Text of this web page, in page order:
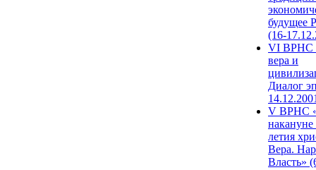
будущее
(16-
VI ВРНС
вера и
Диалог
V ВРНС
накануне
летия
Вера.
Власть»